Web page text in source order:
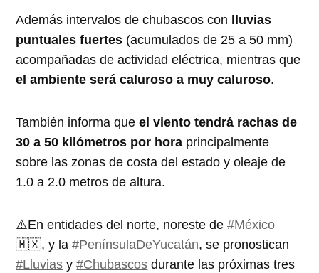
Además intervalos de chubascos con
lluvias
puntuales fuertes (acumulados de 25 a 50 mm)
acompañadas de actividad eléctrica, mientras que
el ambiente será caluroso a muy caluroso.
También informa queel viento tendrá rachas de
30 a 50 kilómetros por hora principalmente
sobre las zonas de costa del estado y oleaje de
1.0 a 2.0 metros de altura.
⚠️En entidades del norte, noreste de#México
🇲🇽, y la#PenínsulaDeYucatán, se pronostican
#Lluvias y#Chubascos durante las próximas tres